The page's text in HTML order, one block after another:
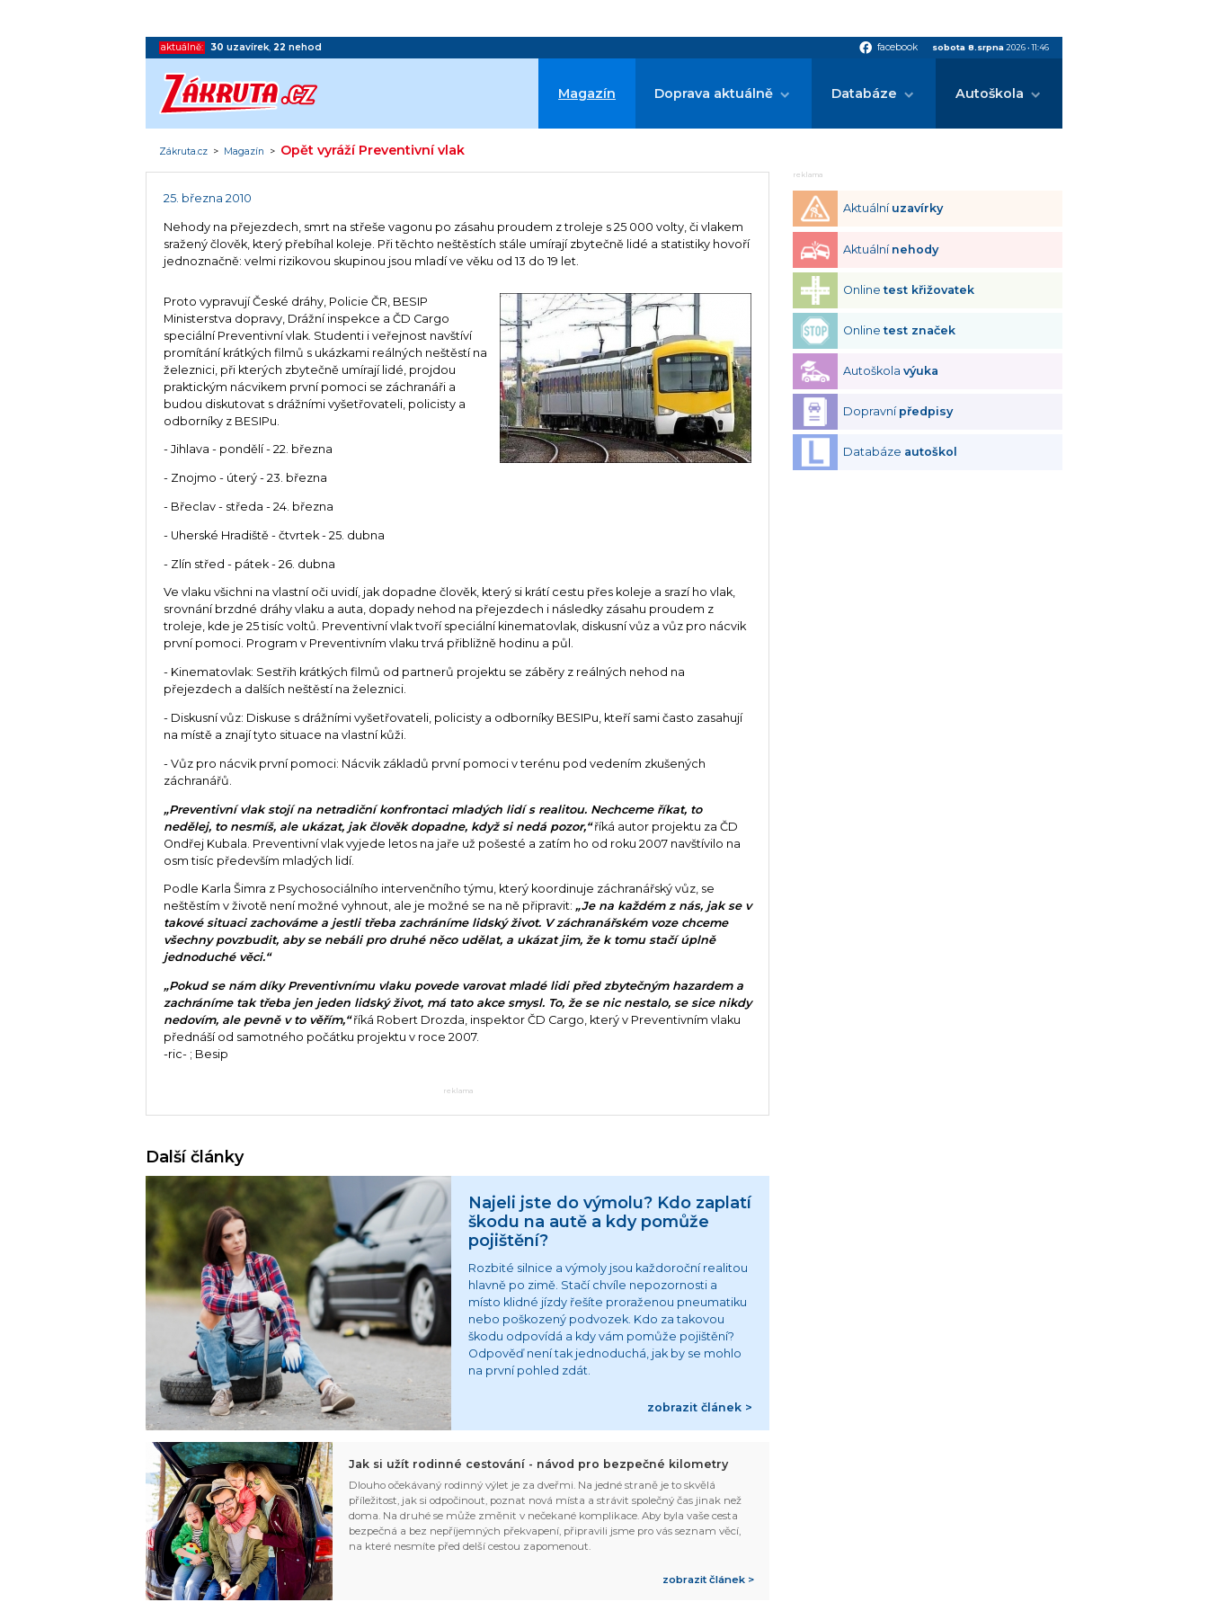
aktuálně: 30 uzavírek,22 nehod facebook facebook sobota 8.srpna 2026•11:46
Magazín Doprava aktuálně Databáze Autoškola
Zákruta.cz > Magazín > Opět vyráží Preventivní vlak
25. března 2010
Nehody na přejezdech, smrt na střeše vagonu po zásahu proudem z troleje s 25 000 volty, či vlakem
sražený člověk, který přebíhal koleje. Při těchto neštěstích stále umírají zbytečně lidé a statistiky hovoří
jednoznačně: velmi rizikovou skupinou jsou mladí ve věku od 13 do 19 let.
Proto vypravují České dráhy, Policie ČR, BESIP
Ministerstva dopravy, Drážní inspekce a ČD Cargo
speciální Preventivní vlak. Studenti i veřejnost navštíví
promítání krátkých filmů s ukázkami reálných neštěstí na
železnici, při kterých zbytečně umírají lidé, projdou
praktickým nácvikem první pomoci se záchranáři a
budou diskutovat s drážními vyšetřovateli, policisty a
odborníky z BESIPu.
- Jihlava - pondělí - 22. března
- Znojmo - úterý - 23. března
- Břeclav - středa - 24. března
- Uherské Hradiště - čtvrtek - 25. dubna
- Zlín střed - pátek - 26. dubna
Ve vlaku všichni na vlastní oči uvidí, jak dopadne člověk, který si krátí cestu přes koleje a srazí ho vlak,
srovnání brzdné dráhy vlaku a auta, dopady nehod na přejezdech i následky zásahu proudem z
troleje, kde je 25 tisíc voltů. Preventivní vlak tvoří speciální kinematovlak, diskusní vůz a vůz pro nácvik
první pomoci. Program v Preventivním vlaku trvá přibližně hodinu a půl.
- Kinematovlak: Sestřih krátkých filmů od partnerů projektu se záběry z reálných nehod na
přejezdech a dalších neštěstí na železnici.
- Diskusní vůz: Diskuse s drážními vyšetřovateli, policisty a odborníky BESIPu, kteří sami často zasahují
na místě a znají tyto situace na vlastní kůži.
- Vůz pro nácvik první pomoci: Nácvik základů první pomoci v terénu pod vedením zkušených
záchranářů.
„Preventivní vlak stojí na netradiční konfrontaci mladých lidí s realitou. Nechceme říkat, to
nedělej, to nesmíš, ale ukázat, jak člověk dopadne, když si nedá pozor,“říká autor projektu za ČD
Ondřej Kubala. Preventivní vlak vyjede letos na jaře už pošesté a zatím ho od roku 2007 navštívilo na
osm tisíc především mladých lidí.
Podle Karla Šimra z Psychosociálního intervenčního týmu, který koordinuje záchranářský vůz, se
neštěstím v životě není možné vyhnout, ale je možné se na ně připravit:„Je na každém z nás, jak se v
takové situaci zachováme a jestli třeba zachráníme lidský život. V záchranářském voze chceme
všechny povzbudit, aby se nebáli pro druhé něco udělat, a ukázat jim, že k tomu stačí úplně
jednoduché věci.“
„Pokud se nám díky Preventivnímu vlaku povede varovat mladé lidi před zbytečným hazardem a
zachráníme tak třeba jen jeden lidský život, má tato akce smysl. To, že se nic nestalo, se sice nikdy
nedovím, ale pevně v to věřím,“říká Robert Drozda, inspektor ČD Cargo, který v Preventivním vlaku
přednáší od samotného počátku projektu v roce 2007.
-ric- ; Besip
reklama
Další články
Najeli jste do výmolu? Kdo zaplatí
škodu na autě a kdy pomůže
pojištění?
Rozbité silnice a výmoly jsou každoroční realitou
hlavně po zimě. Stačí chvíle nepozornosti a
místo klidné jízdy řešíte proraženou pneumatiku
nebo poškozený podvozek. Kdo za takovou
škodu odpovídá a kdy vám pomůže pojištění?
Odpověď není tak jednoduchá, jak by se mohlo
na první pohled zdát.
zobrazit článek >
Jak si užít rodinné cestování - návod pro bezpečné kilometry
Dlouho očekávaný rodinný výlet je za dveřmi. Na jedné straně je to skvělá
příležitost, jak si odpočinout, poznat nová místa a strávit společný čas jinak než
doma. Na druhé se může změnit v nečekané komplikace. Aby byla vaše cesta
bezpečná a bez nepříjemných překvapení, připravili jsme pro vás seznam věcí,
na které nesmíte před delší cestou zapomenout.
zobrazit článek >
reklama
Aktuální uzavírky
Aktuální nehody
Onlinetest křižovatek
Onlinetest značek
Autoškolavýuka
Dopravní předpisy
Databáze autoškol